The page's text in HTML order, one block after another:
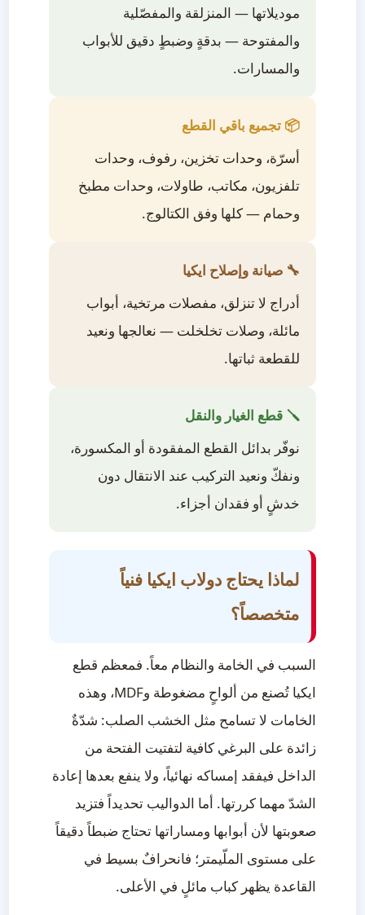
موديلاتها — المنزلقة والمفصّلية
والمفتوحة — بدقةٍ وضبطٍ دقيق للأبواب
والمسارات.
📦 تجميع باقي القطع
أسرّة، وحدات تخزين، رفوف، وحدات
تلفزيون، مكاتب، طاولات، وحدات مطبخ
وحمام — كلها وفق الكتالوج.
🔧 صيانة وإصلاح ايكيا
أدراج لا تنزلق، مفصلات مرتخية، أبواب
مائلة، وصلات تخلخلت — نعالجها ونعيد
للقطعة ثباتها.
🪛 قطع الغيار والنقل
نوفّر بدائل القطع المفقودة أو المكسورة،
ونفكّ ونعيد التركيب عند الانتقال دون
خدشٍ أو فقدان أجزاء.
لماذا يحتاج دولاب ايكيا فنياً
متخصصاً؟
السبب في الخامة والنظام معاً. فمعظم قطع
ايكيا تُصنع من ألواحٍ مضغوطة وMDF، وهذه
الخامات لا تسامح مثل الخشب الصلب: شدّةٌ
زائدة على البرغي كافية لتفتيت الفتحة من
الداخل فيفقد إمساكه نهائياً، ولا ينفع بعدها إعادة
الشدّ مهما كررتها. أما الدواليب تحديداً فتزيد
صعوبتها لأن أبوابها ومساراتها تحتاج ضبطاً دقيقاً
على مستوى الملّيمتر؛ فانحرافٌ بسيط في
القاعدة يظهر كباب مائلٍ في الأعلى.